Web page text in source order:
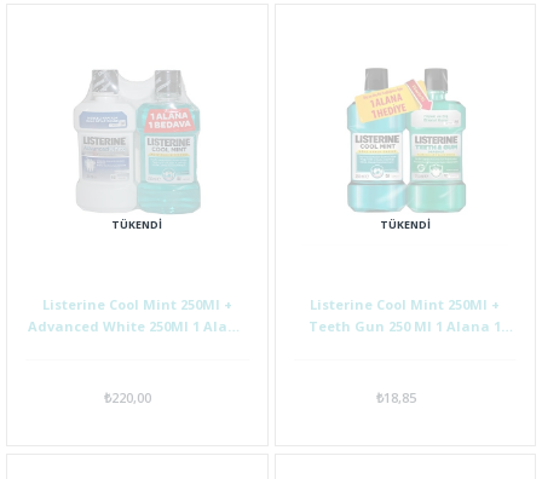
TÜKENDI
Listerine Cool Mint 250Ml +
Advanced White 250Ml 1 Alana
₺220,00
TÜKENDI
Listerine Cool Mint 250Ml +
Teeth Gun 250 Ml 1 Alana 1
₺18,85